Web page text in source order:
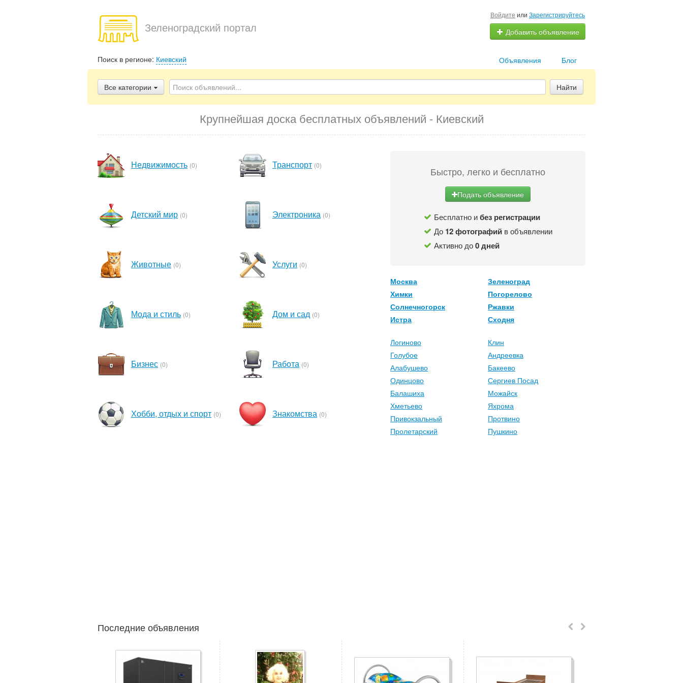
Зеленоградский портал
Войдите или Зарегистрируйтесь
Добавить объявление
Поиск в регионе: Киевский Блог
Объявления
Все категории Найти
Крупнейшая доска бесплатных объявлений - Киевский
Недвижимость (0) Транспорт (0)
Детский мир (0) Электроника (0)
Животные (0) Услуги (0)
Мода и стиль (0) Дом и сад (0)
Бизнес (0) Работа (0)
Хобби, отдых и спорт (0) Знакомства (0)
Быстро, легко и бесплатно
Подать объявление
Бесплатно ибез регистрации
До 12 фотографийв объявлении
Активно до0 дней
Москва
Зеленоград
Химки
Погорелово
Солнечногорск
Ржавки
Истра
Сходня
Логиново
Клин
Голубое
Андреевка
Алабушево
Бакеево
Одинцово
Сергиев Посад
Балашиха
Можайск
Хметьево
Яхрома
Привокзальный
Протвино
Пролетарский
Пушкино
Последние объявления